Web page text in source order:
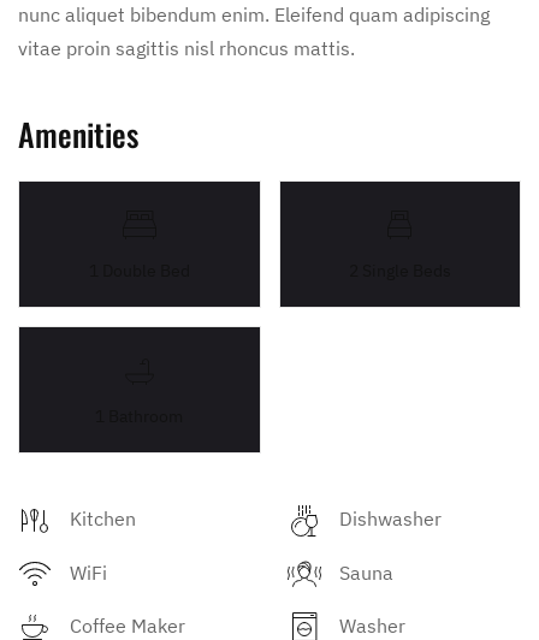
nunc aliquet bibendum enim. Eleifend quam adipiscing
vitae proin sagittis nisl rhoncus mattis.
Amenities
Kitchen Dishwasher
WiFi Sauna
Coffee Maker Washer